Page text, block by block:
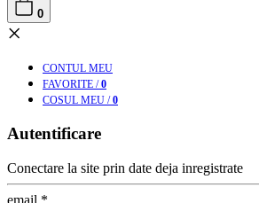
0
×
CONTUL MEU
FAVORITE / 0
COSUL MEU / 0
Autentificare
Conectare la site prin date deja inregistrate
email *